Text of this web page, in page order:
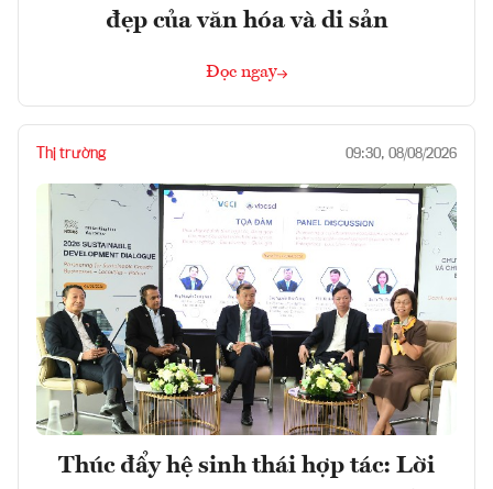
đẹp của văn hóa và di sản
Đọc ngay
Thị trường 09:30, 08/08/2026
Thúc đẩy hệ sinh thái hợp tác: Lời